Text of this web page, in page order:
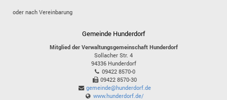
oder nach Vereinbarung
Gemeinde Hunderdorf
Mitglied der Verwaltungsgemeinschaft Hunderdorf
Sollacher Str. 4
94336 Hunderdorf
09422 8570-0
09422 8570-30
gemeinde@hunderdorf.de
www.hunderdorf.de/